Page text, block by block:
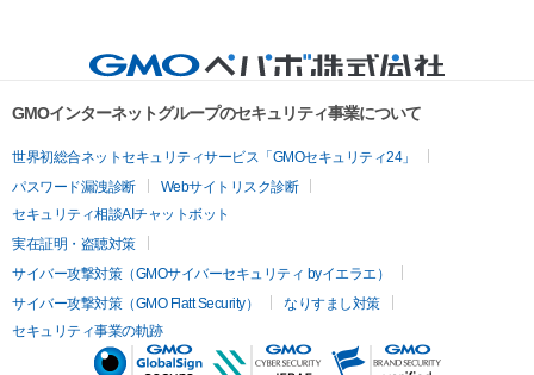
GMOインターネットグループのセキュリティ事業について
世界初総合ネットセキュリティサービス「GMOセキュリティ24」
パスワード漏洩診断
Webサイトリスク診断
セキュリティ相談AIチャットボット
実在証明・盗聴対策
サイバー攻撃対策（GMOサイバーセキュリティ byイエラエ）
サイバー攻撃対策（GMO Flatt Security）
なりすまし対策
セキュリティ事業の軌跡